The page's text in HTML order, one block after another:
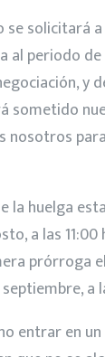
se solicitará
al periodo
y
sometido
nosotros
la huelga
a las
prórroga
a
entrar en